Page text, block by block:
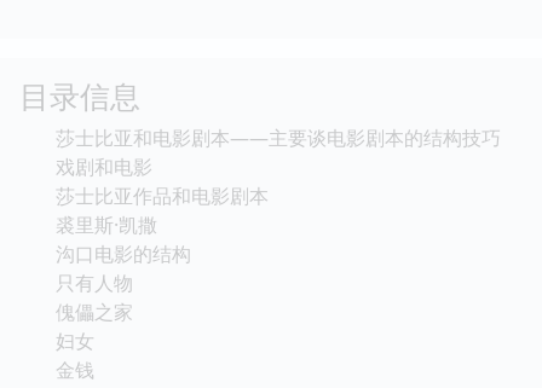
目录信息
莎士比亚和电影剧本——主要谈电影剧本的结构技巧
戏剧和电影
莎士比亚作品和电影剧本
裘里斯·凯撒
沟口电影的结构
只有人物
傀儡之家
妇女
金钱